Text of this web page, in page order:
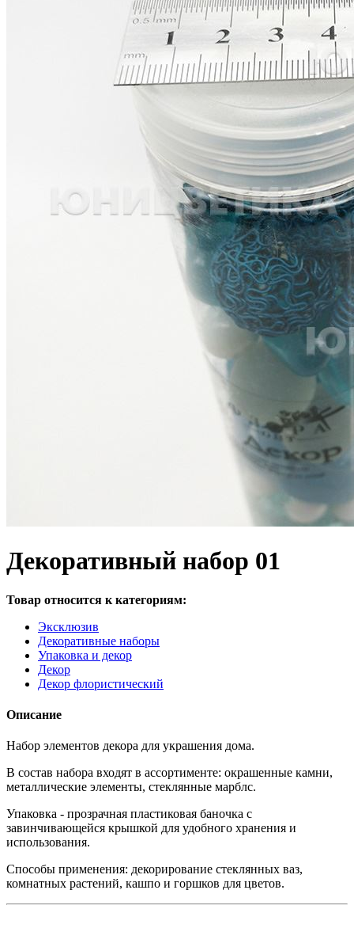
Декоративный набор 01
Товар относится к категориям:
Эксклюзив
Декоративные наборы
Упаковка и декор
Декор
Декор флористический
Описание
Набор элементов декора для украшения дома.
В состав набора входят в ассортименте: окрашенные камни,
металлические элементы, стеклянные марблс.
Упаковка - прозрачная пластиковая баночка с
завинчивающейся крышкой для удобного хранения и
использования.
Способы применения: декорирование стеклянных ваз,
комнатных растений, кашпо и горшков для цветов.